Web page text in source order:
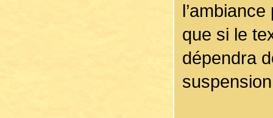
que si le
dépendra